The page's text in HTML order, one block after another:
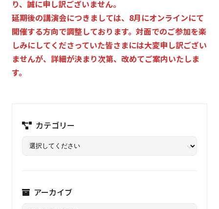
り、誠に申し訳ございません。
延期後の講演会につきましては、8月にオンラインにて
開催する方向で調整しております。対面でのご参加を楽
しみにしてくださっていた皆さまには大変申し訳ござい
ませんが、詳細が決まり次第、改めてご案内いたしま
す。
カテゴリー
アーカイブ